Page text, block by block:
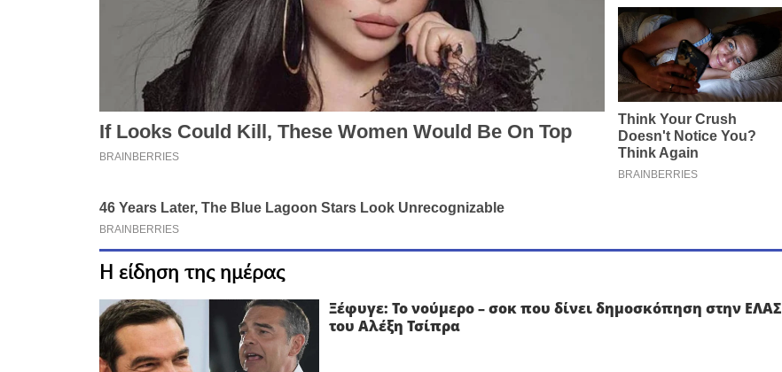
Η είδηση της ημέρας
Ξέφυγε: Το νούμερο – σοκ που δίνει δημοσκόπηση στην ΕΛΑΣ
του Αλέξη Τσίπρα